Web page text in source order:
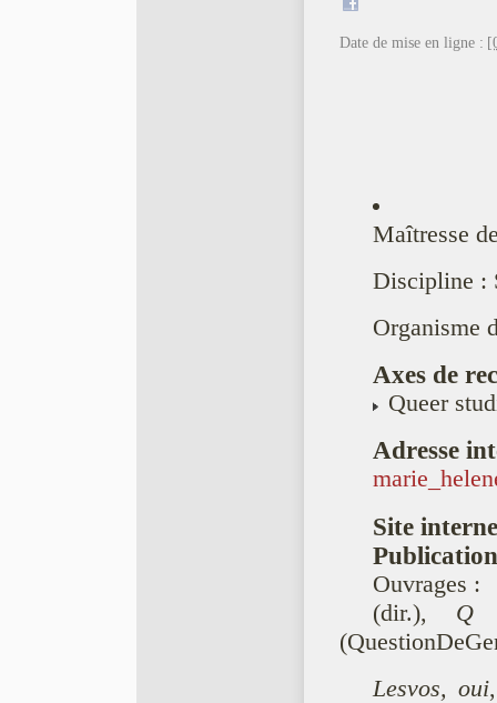
Date de mise en ligne :
Maîtresse
Discipline :
Organisme
Axes de
Queer
Adresse
Site
Ouvrages :
(dir.), Q
Lesvos, oui